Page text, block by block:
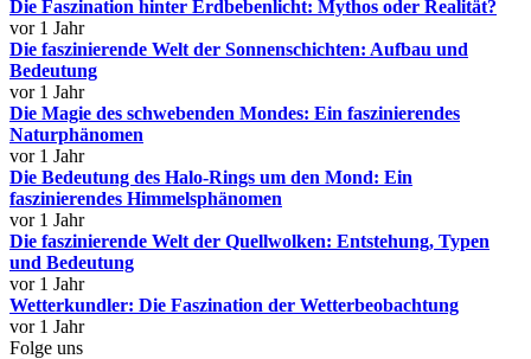
Die Faszination hinter Erdbebenlicht: Mythos oder Realität?
vor 1 Jahr
Die faszinierende Welt der Sonnenschichten: Aufbau und
Bedeutung
vor 1 Jahr
Die Magie des schwebenden Mondes: Ein faszinierendes
Naturphänomen
vor 1 Jahr
Die Bedeutung des Halo-Rings um den Mond: Ein
faszinierendes Himmelsphänomen
vor 1 Jahr
Die faszinierende Welt der Quellwolken: Entstehung, Typen
und Bedeutung
vor 1 Jahr
Wetterkundler: Die Faszination der Wetterbeobachtung
vor 1 Jahr
Folge uns